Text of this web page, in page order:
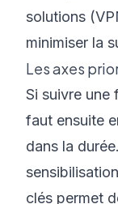
solutions
minimiser la
Les axes
Si suivre une
faut ensuite
dans la
clés permet